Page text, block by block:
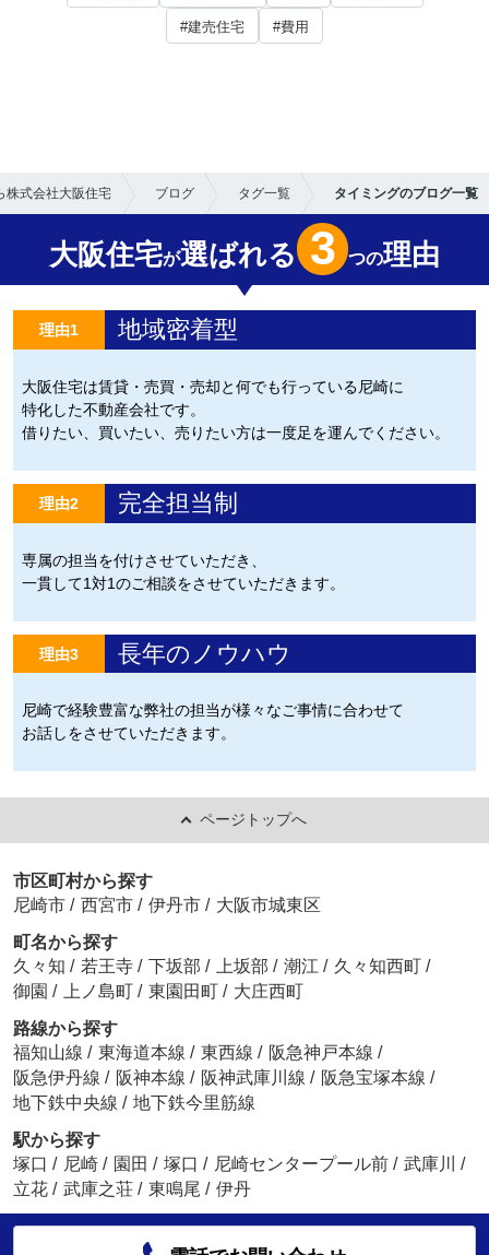
#建売住宅 #費用
株式会社大阪住宅 ブログ タグ一覧 タイミングのブログ一覧
大阪住宅が選ばれる 3 つの理由
理由1 地域密着型
大阪住宅は賃貸・売買・売却と何でも行っている尼崎に
特化した不動産会社です。
借りたい、買いたい、売りたい方は一度足を運んでください。
理由2 完全担当制
専属の担当を付けさせていただき、
一貫して1対1のご相談をさせていただきます。
理由3 長年のノウハウ
尼崎で経験豊富な弊社の担当が様々なご事情に合わせて
お話しをさせていただきます。
ページトップへ
市区町村から探す
尼崎市 / 西宮市 / 伊丹市 / 大阪市城東区
町名から探す
久々知 / 若王寺 / 下坂部 / 上坂部 / 潮江 / 久々知西町 /
御園 / 上ノ島町 / 東園田町 / 大庄西町
路線から探す
福知山線 / 東海道本線 / 東西線 / 阪急神戸本線 /
阪急伊丹線 / 阪神本線 / 阪神武庫川線 / 阪急宝塚本線 /
地下鉄中央線 / 地下鉄今里筋線
駅から探す
塚口 / 尼崎 / 園田 / 塚口 / 尼崎センタープール前 / 武庫川
/
立花 / 武庫之荘 / 東鳴尾 / 伊丹